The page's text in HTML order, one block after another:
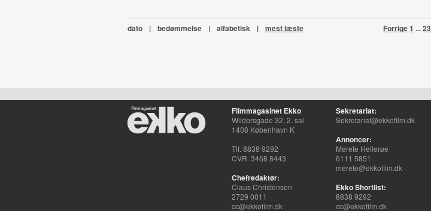
Forrige1 ...
dato | bedømmelse | alfabetisk | mest læste
Filmmagasinet Ekko
Wildersgade 32, 2. sal
1408 København K
Tlf. 8838 9292
CVR. 3468 8443
Chefredaktør:
Claus Christensen
2729 0011
cc@ekkofilm.dk
Sekretariat:
Sekretariat@ekkofilm.dk
Annoncer:
Merete Hellerøe
6111 5851
merete@ekkofilm.dk
Ekko Shortlist:
8838 9292
cc@ekkofilm.dk